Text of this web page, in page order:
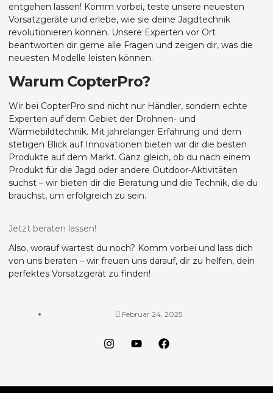
entgehen lassen! Komm vorbei, teste unsere neuesten
Vorsatzgeräte und erlebe, wie sie deine Jagdtechnik
revolutionieren können. Unsere Experten vor Ort
beantworten dir gerne alle Fragen und zeigen dir, was die
neuesten Modelle leisten können.
Warum CopterPro?
Wir bei CopterPro sind nicht nur Händler, sondern echte
Experten auf dem Gebiet der Drohnen- und
Wärmebildtechnik. Mit jahrelanger Erfahrung und dem
stetigen Blick auf Innovationen bieten wir dir die besten
Produkte auf dem Markt. Ganz gleich, ob du nach einem
Produkt für die Jagd oder andere Outdoor-Aktivitäten
suchst – wir bieten dir die Beratung und die Technik, die du
brauchst, um erfolgreich zu sein.
Jetzt beraten lassen!
Also, worauf wartest du noch? Komm vorbei und lass dich
von uns beraten – wir freuen uns darauf, dir zu helfen, dein
perfektes Vorsatzgerät zu finden!
Februar 24, 2025